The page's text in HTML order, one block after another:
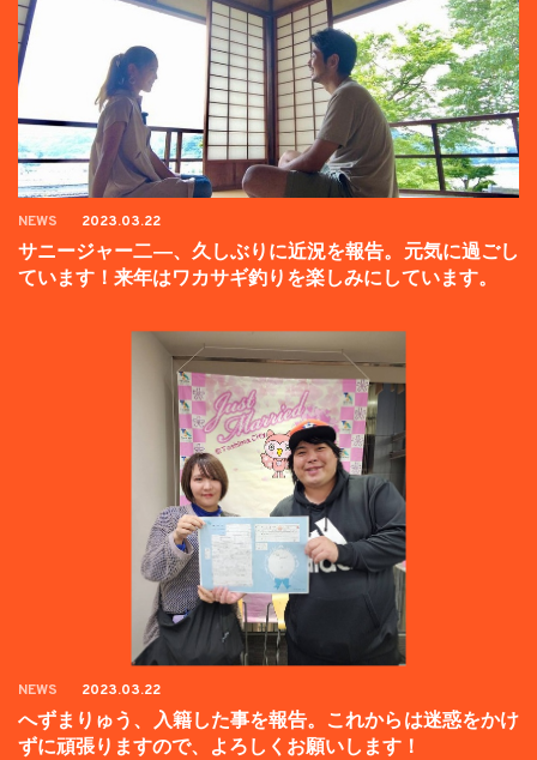
NEWS 2023.03.22
サニージャー二―、久しぶりに近況を報告。元気に過ごし
ています！来年はワカサギ釣りを楽しみにしています。
NEWS 2023.03.22
へずまりゅう、入籍した事を報告。これからは迷惑をかけ
ずに頑張りますので、よろしくお願いします！